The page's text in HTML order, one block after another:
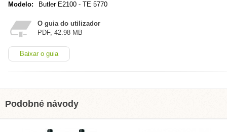
Modelo:
Butler E2100 - TE 5770
O guia do utilizador
PDF, 42.98 MB
Baixar o guia
Podobné návody